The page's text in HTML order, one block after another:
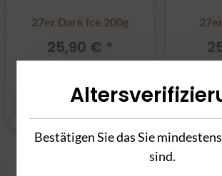
27er Dark Ice 200g
25,90 € *
Bestätigen Sie das Sie mindestens
sind.